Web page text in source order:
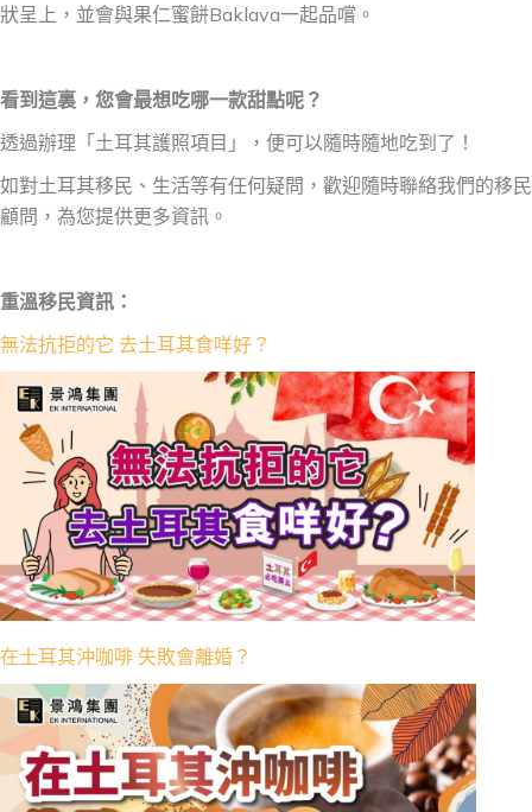
狀呈上，並會與果仁蜜餅Baklava一起品嚐 。
看到這裏，您會最想吃哪一款甜點呢？
透過辦理「土耳其護照項目」，便可以隨時隨地吃到了！
如對土耳其移民、生活等有任何疑問，歡迎隨時聯絡我們的移民
顧問，為您提供更多資訊。
重溫移民資訊：
無法抗拒的它 去土耳其食咩好？
在土耳其沖咖啡 失敗會離婚？